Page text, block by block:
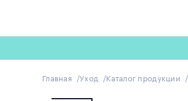
Главная Уход Каталог продукции